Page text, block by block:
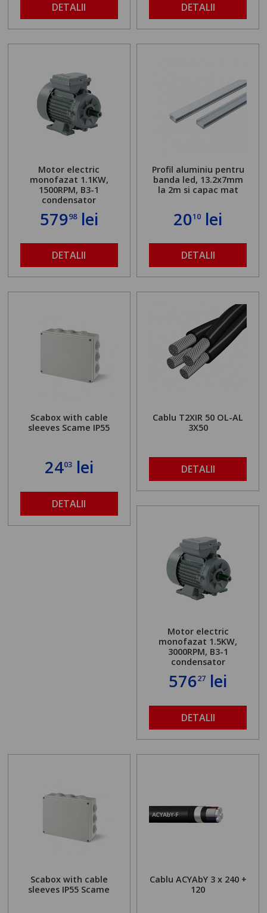
DETALII DETALII
Motor electric
monofazat 1.1KW,
1500RPM, B3-1
condensator
57998lei
DETALII
Profil aluminiu pentru
banda led, 13.2x7mm
la 2m si capac mat
2010 lei
DETALII
Scabox with cable
sleeves Scame IP55
2403lei
DETALII
Cablu T2XIR 50 OL-AL
3X50
DETALII
Motor electric
monofazat 1.5KW,
3000RPM, B3-1
condensator
57627 lei
DETALII
Scabox with cable
sleeves IP55 Scame
Cablu ACYAbY 3 x 240 +
120